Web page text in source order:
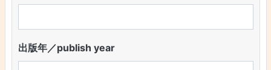
出版年／publish year